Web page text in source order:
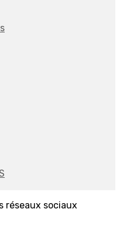
réseaux sociaux